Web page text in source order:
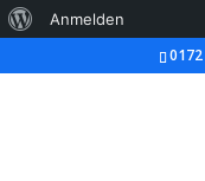
Über
Anmelden